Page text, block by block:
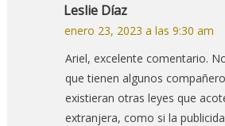
Leslie Díaz
enero 23, 2023 a las 9:30 am
Ariel, excelente comentario.
que tienen algunos
existieran otras leyes que
extranjera, como si la